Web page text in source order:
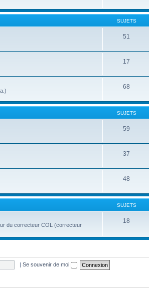
SUJETS
51
17
68
SUJETS
59
37
48
SUJETS
du correcteur COL (correcteur
18
| Se souvenir de moi